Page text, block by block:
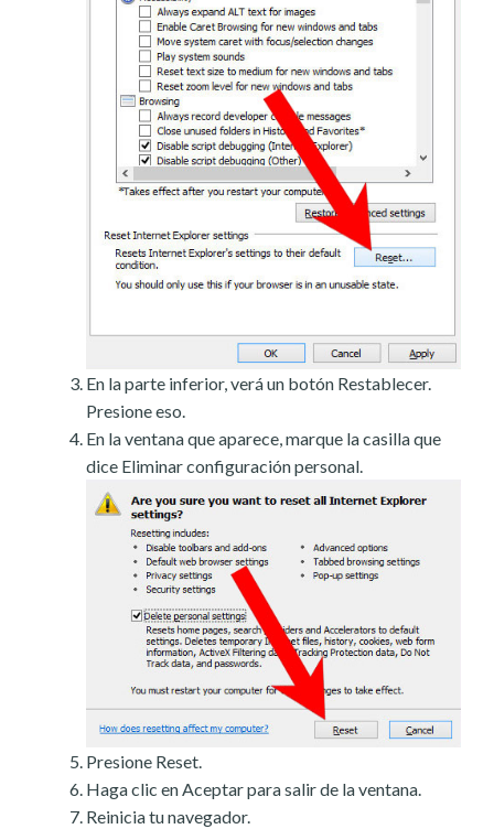
En la parte inferior, verá un botón Restablecer.
Presione eso.
En la ventana que aparece, marque la casilla que
dice Eliminar configuración personal.
Presione Reset.
Haga clic en Aceptar para salir de la ventana.
Reinicia tu navegador.